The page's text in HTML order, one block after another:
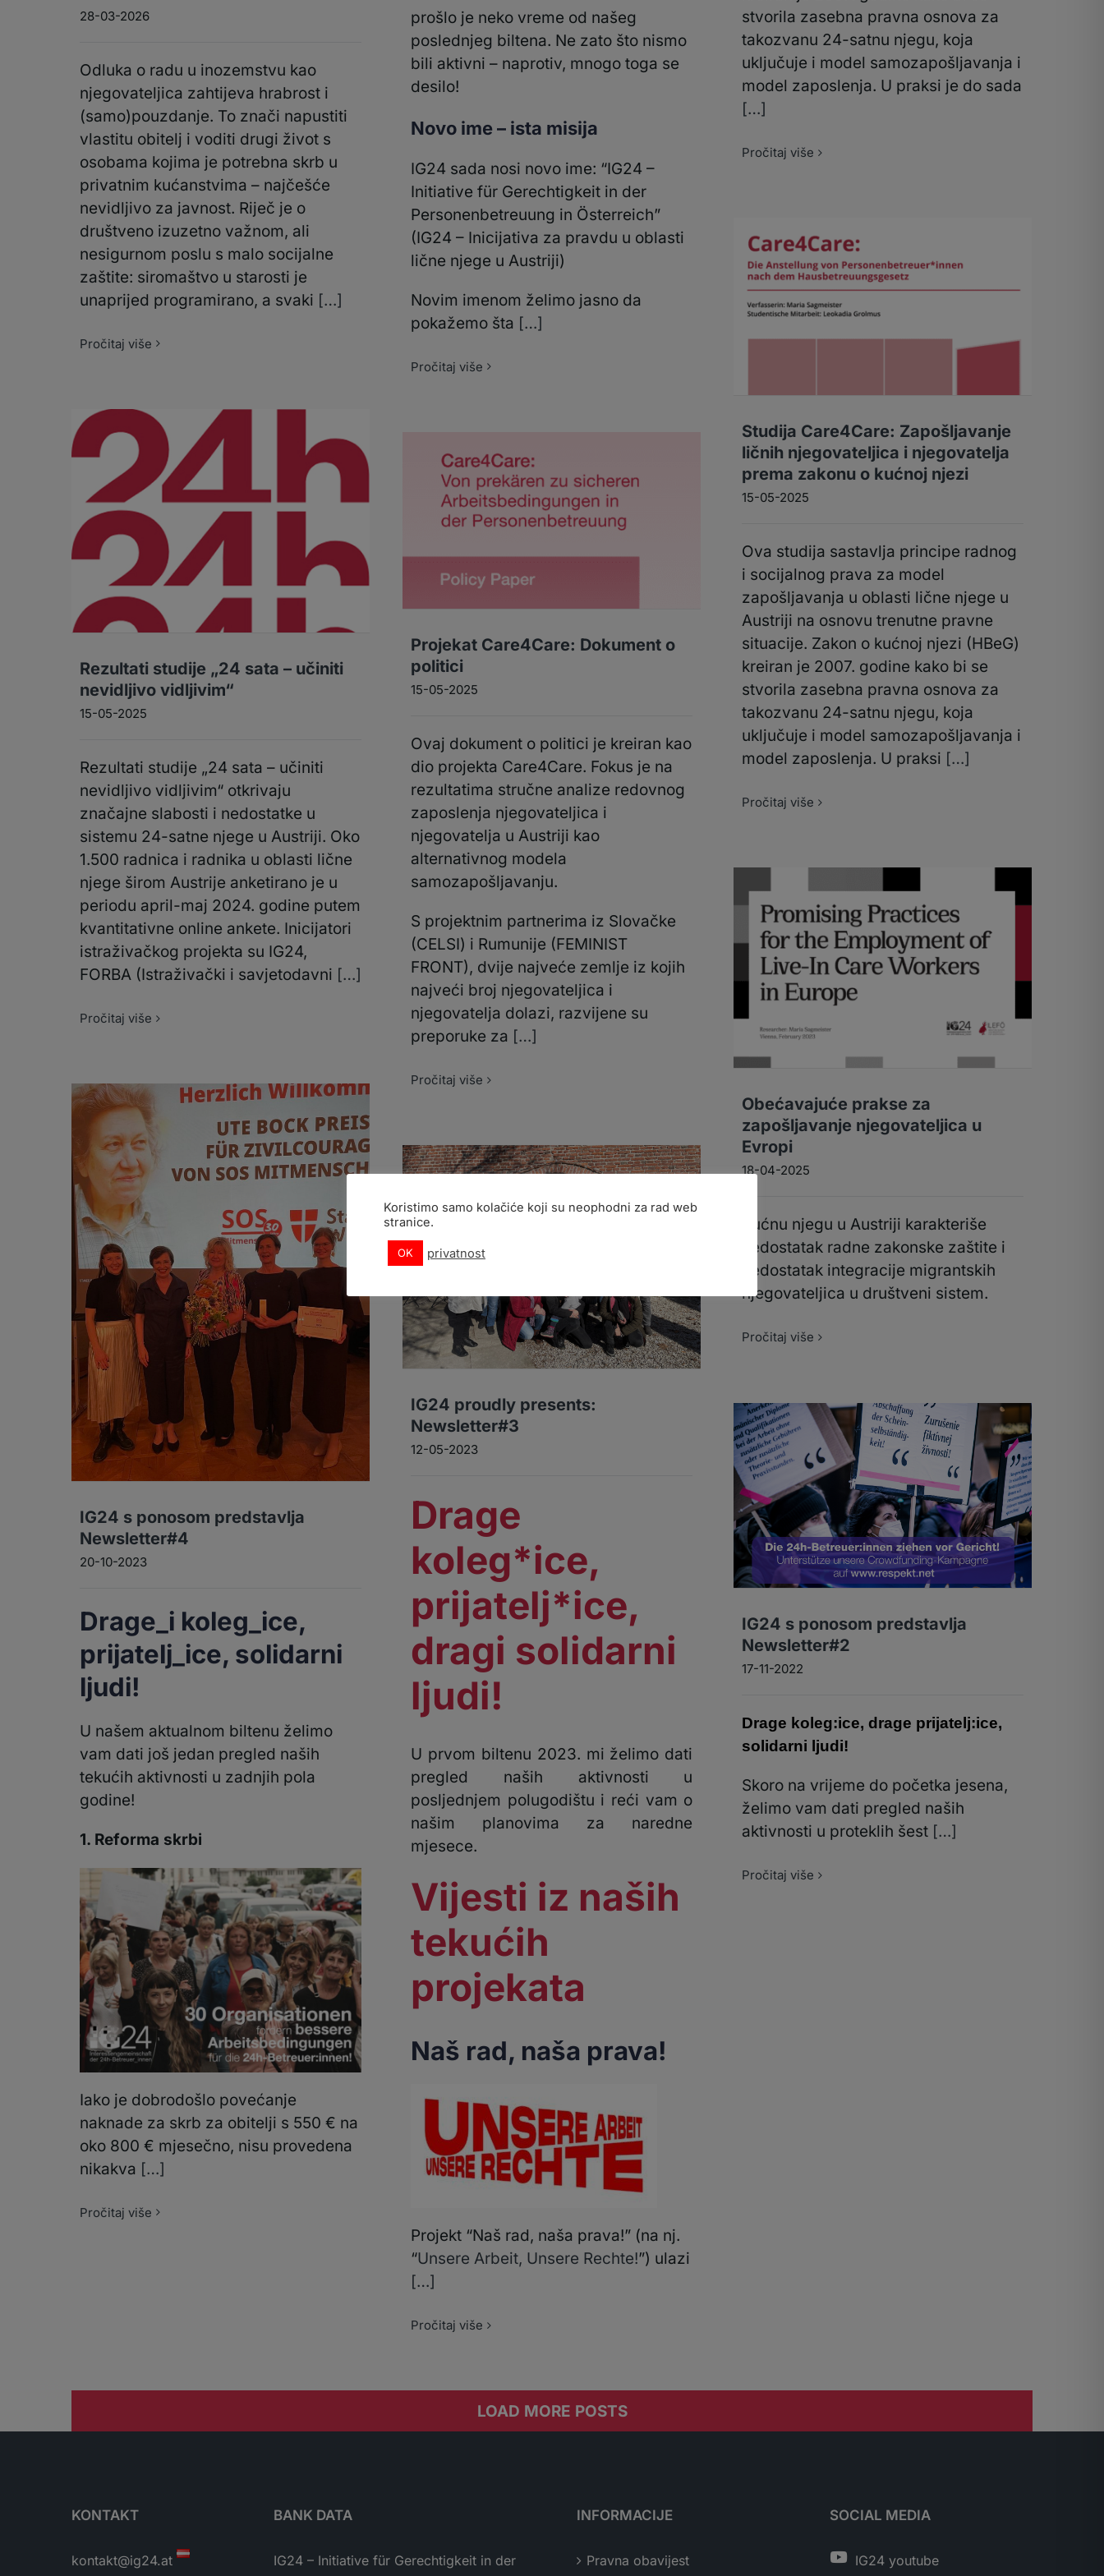
28-03-2026
Odluka o radu u inozemstvu kao
njegovateljica zahtijeva hrabrost i
(samo)pouzdanje. To znači napustiti
vlastitu obitelj i voditi drugi život s
osobama kojima je potrebna skrb u
privatnim kućanstvima – najčešće
nevidljivo za javnost. Riječ je o
društveno izuzetno važnom, ali
nesigurnom poslu s malo socijalne
zaštite: siromaštvo u starosti je
unaprijed programirano, a svaki […]
Pročitaj više
prošlo je neko vreme od našeg
poslednjeg biltena. Ne zato što nismo
bili aktivni – naprotiv, mnogo toga se
desilo!
Novo ime – ista misija
IG24 sada nosi novo ime: “IG24 –
Initiative für Gerechtigkeit in der
Personenbetreuung in Österreich”
(IG24 – Inicijativa za pravdu u oblasti
lične njege u Austriji)
Novim imenom želimo jasno da
pokažemo šta […]
Pročitaj više
stvorila zasebna pravna osnova za
takozvanu 24-satnu njegu, koja
uključuje i model samozapošljavanja i
model zaposlenja. U praksi je do sada
[…]
Pročitaj više
Studija Care4Care: Zapošljavanje
ličnih njegovateljica i njegovatelja
prema zakonu o kućnoj njezi
15-05-2025
Ova studija sastavlja principe radnog
i socijalnog prava za model
zapošljavanja u oblasti lične njege u
Austriji na osnovu trenutne pravne
situacije. Zakon o kućnoj njezi (HBeG)
kreiran je 2007. godine kako bi se
stvorila zasebna pravna osnova za
takozvanu 24-satnu njegu, koja
uključuje i model samozapošljavanja i
model zaposlenja. U praksi […]
Pročitaj više
Rezultati studije „24 sata – učiniti
nevidljivo vidljivim“
15-05-2025
Rezultati studije „24 sata – učiniti
nevidljivo vidljivim“ otkrivaju
značajne slabosti i nedostatke u
sistemu 24-satne njege u Austriji. Oko
1.500 radnica i radnika u oblasti lične
njege širom Austrije anketirano je u
periodu april-maj 2024. godine putem
kvantitativne online ankete. Inicijatori
istraživačkog projekta su IG24,
FORBA (Istraživački i savjetodavni […]
Pročitaj više
Projekat Care4Care: Dokument o
politici
15-05-2025
Ovaj dokument o politici je kreiran kao
dio projekta Care4Care. Fokus je na
rezultatima stručne analize redovnog
zaposlenja njegovateljica i
njegovatelja u Austriji kao
alternativnog modela
samozapošljavanju.
S projektnim partnerima iz Slovačke
(CELSI) i Rumunije (FEMINIST
FRONT), dvije najveće zemlje iz kojih
najveći broj njegovateljica i
njegovatelja dolazi, razvijene su
preporuke za […]
Pročitaj više
Obećavajuće prakse za
zapošljavanje njegovateljica u
Evropi
18-04-2025
Kućnu njegu u Austriji karakteriše
nedostatak radne zakonske zaštite i
nedostatak integracije migrantskih
njegovateljica u društveni sistem.
Pročitaj više
IG24 s ponosom predstavlja
Newsletter#4
20-10-2023
Drage_i koleg_ice,
prijatelj_ice, solidarni
ljudi!
U našem aktualnom biltenu želimo
vam dati još jedan pregled naših
tekućih aktivnosti u zadnjih pola
godine!
1. Reforma skrbi
Iako je dobrodošlo povećanje
naknade za skrb za obitelji s 550 € na
oko 800 € mjesečno, nisu provedena
nikakva […]
Pročitaj više
IG24 proudly presents:
Newsletter#3
12-05-2023
Drage
koleg*ice,
prijatelj*ice,
dragi solidarni
ljudi!
U prvom biltenu 2023. mi želimo dati
pregled naših aktivnosti u
posljednjem polugodištu i reći vam o
našim planovima za naredne
mjesece.
Vijesti iz naših
tekućih
projekata
Naš rad, naša prava!
Projekt “Naš rad, naša prava!” (na nj.
“Unsere Arbeit, Unsere Rechte!”) ulazi
[…]
Pročitaj više
IG24 s ponosom predstavlja
Newsletter#2
17-11-2022
Drage koleg:ice, drage prijatelj:ice,
solidarni ljudi!
Skoro na vrijeme do početka jesena,
želimo vam dati pregled naših
aktivnosti u proteklih šest […]
Pročitaj više
LOAD MORE POSTS
KONTAKT
kontakt@ig24.at
BANK DATA
IG24 – Initiative für Gerechtigkeit in der
INFORMACIJE
Pravna obavijest
SOCIAL MEDIA
IG24 youtube
Koristimo samo kolačiće koji su neophodni za rad web
stranice.
OK privatnost